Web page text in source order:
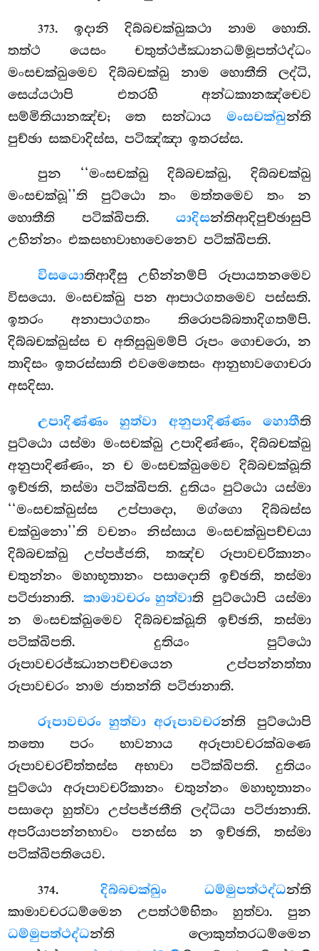
373. ඉදානි දිබ්බචක්ඛුකථා නාම හොති.
තත්ථ යෙසං චතුත්ථජ්ඣානධම්මූපත්ථද්ධං
මංසචක්ඛුමෙව දිබ්බචක්ඛු නාම හොතීති ලද්ධි,
සෙය්යථාපි එතරහි අන්ධකානඤ්චෙව
සම්මිතියානඤ්ච; තෙ සන්ධාය මංසචක්ඛුන්ති
පුච්ඡා සකවාදිස්ස, පටිඤ්ඤා ඉතරස්ස.
පුන ‘‘මංසචක්ඛු දිබ්බචක්ඛු, දිබ්බචක්ඛු
මංසචක්ඛූ’’ති පුට්ඨො තං මත්තමෙව තං න
හොතීති පටික්ඛිපති. යාදිසන්තිආදිපුච්ඡාසුපි
උභින්නං එකසභාවාභාවෙනෙව පටික්ඛිපති.
විසයොතිආදීසු උභින්නම්පි රූපායතනමෙව
විසයො. මංසචක්ඛු පන ආපාථගතමෙව පස්සති.
ඉතරං අනාපාථගතං තිරොපබ්බතාදිගතම්පි.
දිබ්බචක්ඛුස්ස ච අතිසුඛුමම්පි රූපං ගොචරො, න
තාදිසං ඉතරස්සාති එවමෙතෙසං ආනුභාවගොචරා
අසදිසා.
උපාදිණ්ණං හුත්වා අනුපාදිණ්ණං හොතීති
පුට්ඨො යස්මා මංසචක්ඛු උපාදිණ්ණං, දිබ්බචක්ඛු
අනුපාදිණ්ණං, න ච මංසචක්ඛුමෙව දිබ්බචක්ඛූති
ඉච්ඡති, තස්මා පටික්ඛිපති. දුතියං පුට්ඨො යස්මා
‘‘මංසචක්ඛුස්ස උප්පාදො, මග්ගො දිබ්බස්ස
චක්ඛුනො’’ති වචනං නිස්සාය මංසචක්ඛුපච්චයා
දිබ්බචක්ඛු උප්පජ්ජති, තඤ්ච රූපාවචරිකානං
චතුන්නං මහාභූතානං පසාදොති ඉච්ඡති, තස්මා
පටිජානාති.කාමාවචරං හුත්වාති පුට්ඨොපි යස්මා
න මංසචක්ඛුමෙව දිබ්බචක්ඛූති ඉච්ඡති, තස්මා
පටික්ඛිපති. දුතියං පුට්ඨො
රූපාවචරජ්ඣානපච්චයෙන උප්පන්නත්තා
රූපාවචරං නාම ජාතන්ති පටිජානාති.
රූපාවචරං හුත්වා අරූපාවචරන්ති පුට්ඨොපි
තතො පරං භාවනාය අරූපාවචරක්ඛණෙ
රූපාවචරචිත්තස්ස අභාවා පටික්ඛිපති. දුතියං
පුට්ඨො අරූපාවචරිකානංචතුන්නං මහාභූතානං
පසාදො හුත්වා උප්පජ්ජතීති ලද්ධියා පටිජානාති.
අපරියාපන්නභාවං පනස්ස න ඉච්ඡති, තස්මා
පටික්ඛිපතියෙව.
374. දිබ්බචක්ඛුං ධම්මුපත්ථද්ධන්ති
කාමාවචරධම්මෙන උපත්ථම්භිතං හුත්වා. පුන
ධම්මුපත්ථද්ධන්ති ලොකුත්තරධම්මෙන